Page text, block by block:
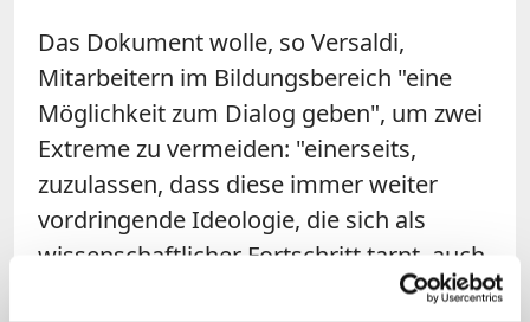
Das Dokument wolle, so Versaldi,
Mitarbeitern im Bildungsbereich "eine
Möglichkeit zum Dialog geben", um zwei
Extreme zu vermeiden: "einerseits,
zuzulassen, dass diese immer weiter
vordringende Ideologie, die sich als
wissenschaftlicher Fortschritt tarnt, auch
unsere Institutionen durchzieht, oder, auf